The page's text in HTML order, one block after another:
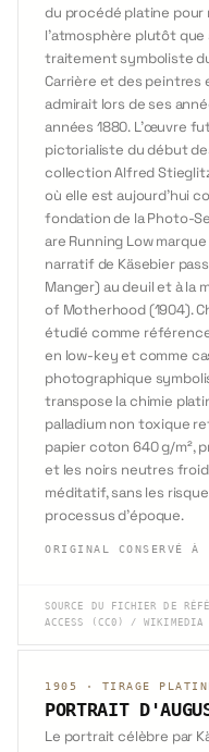
du procédé platine pour
l'atmosphère plutôt
traitement symboliste
Carrière et des
admirait lors de ses
années 1880. L'œuvre
pictorialiste du début
collection Alfred
où elle est aujourd'hui
fondation de la Photo-
are Running Low
narratif de Käsebier
Manger) au deuil et à la
of Motherhood (1904).
étudié comme
en low-key et comme
photographique
transpose la chimie
palladium non toxique
papier coton 640 g/m²,
et les noirs neutres
méditatif, sans les
processus d'époque.
ORIGINAL CONSERVÉ À
SOURCE DU FICHIER DE
ACCESS (CC0) / WIKIMEDIA
1905 · TIRAGE
PORTRAIT
Le portrait célèbre par